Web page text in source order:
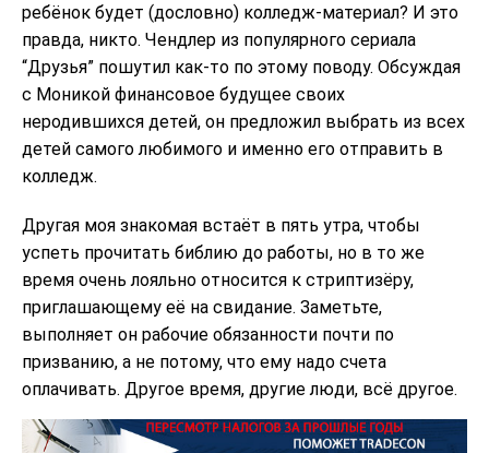
ребёнок будет (дословно) колледж-материал? И это
правда, никто. Чендлер из популярного сериала
“Друзья” пошутил как-то по этому поводу. Обсуждая
с Моникой финансовое будущее своих
неродившихся детей, он предложил выбрать из всех
детей самого любимого и именно его отправить в
колледж.
Другая моя знакомая встаёт в пять утра, чтобы
успеть прочитать библию до работы, но в то же
время очень лояльно относится к стриптизёру,
приглашающему её на свидание. Заметьте,
выполняет он рабочие обязанности почти по
призванию, а не потому, что ему надо счета
оплачивать. Другое время, другие люди, всё другое.